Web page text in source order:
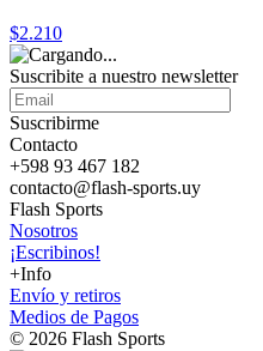
$2.210
Suscribite a nuestro newsletter
Suscribirme
Contacto
+598 93 467 182
contacto@flash-sports.uy
Flash Sports
Nosotros
¡Escribinos!
+Info
Envío y retiros
Medios de Pagos
© 2026 Flash Sports